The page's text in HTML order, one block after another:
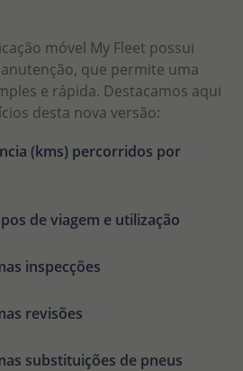
móvel My Fleet possui
que permite uma
e rápida. Destacamos aqui
desta nova versão:
(kms) percorridos por
de viagem e utilização
inspecções
revisões
substituições de pneus